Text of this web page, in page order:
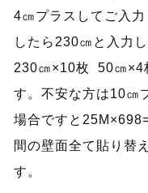
4㎝プラスしてご入
したら230㎝と入力
230㎝×10枚 50㎝×4
す。不安な方は10㎝
場合ですと
間の壁面全て貼り替
す。